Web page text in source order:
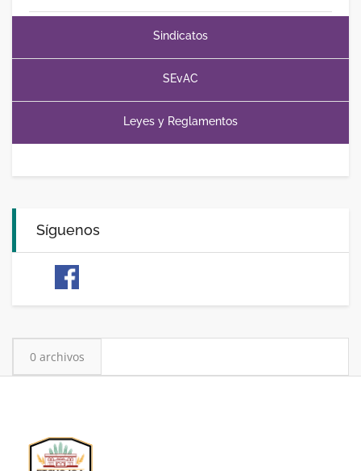
Sindicatos
SEvAC
Leyes y Reglamentos
Síguenos
0 archivos